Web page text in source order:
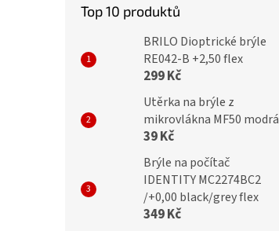
Top 10 produktů
BRILO Dioptrické brýle
RE042-B +2,50 flex
299 Kč
Utěrka na brýle z
mikrovlákna MF50 modrá
39 Kč
Brýle na počítač
IDENTITY MC2274BC2
/+0,00 black/grey flex
349 Kč